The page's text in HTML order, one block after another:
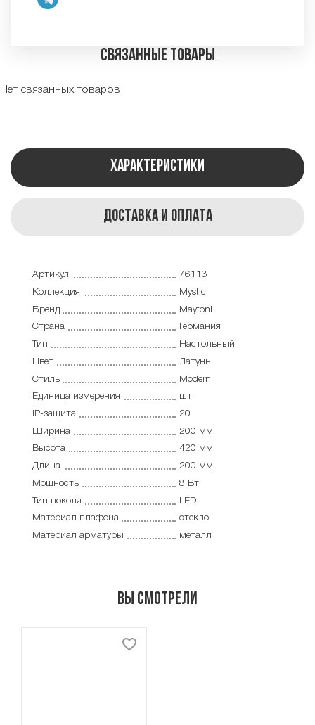
Связанные товары
Нет связанных товаров.
Характеристики
Доставка и оплата
Артикул
76113
Коллекция
Mystic
Бренд
Maytoni
Страна
Германия
Тип
Настольный
Цвет
Латунь
Стиль
Modern
Единица измерения
шт
IP-защита
20
Ширина
200 мм
Высота
420 мм
Длина
200 мм
Мощность
8 Вт
Тип цоколя
LED
Материал плафона
стекло
Материал арматуры
металл
Вы смотрели